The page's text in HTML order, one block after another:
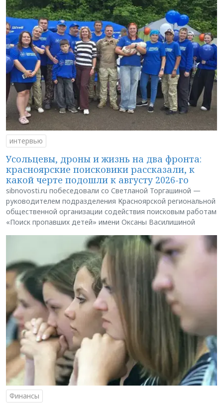
интервью
Усольцевы, дроны и жизнь на два фронта:
красноярские поисковики рассказали, к
какой черте подошли к августу 2026-го
sibnovosti.ru побеседовали со Светланой Торгашиной —
руководителем подразделения Красноярской региональной
общественной организации содействия поисковым работам
«Поиск пропавших детей» имени Оксаны Василишиной
Финансы